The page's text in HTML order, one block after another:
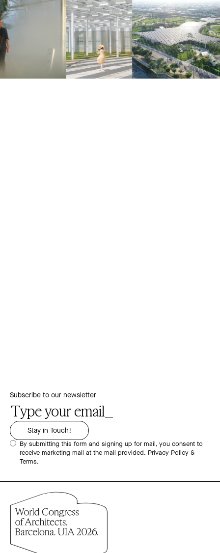
Subscribe to our newsletter
By submitting this form and signing up for mail, you consent to
receive marketing mail at the mail provided. Privacy Policy &
Terms.